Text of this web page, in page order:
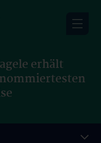
erhält